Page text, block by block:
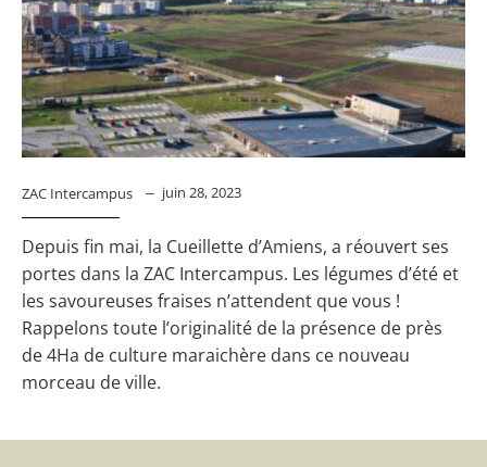
ZAC Intercampus juin 28, 2023
Depuis fin mai, la Cueillette d’Amiens, a réouvert ses
portes dans la ZAC Intercampus. Les légumes d’été et
les savoureuses fraises n’attendent que vous !
Rappelons toute l’originalité de la présence de près
de 4Ha de culture maraichère dans ce nouveau
morceau de ville.